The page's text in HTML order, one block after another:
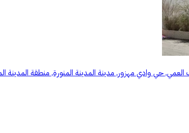
حي وادي مهزور, مدينة المدينة المنورة, منطقة المدينة